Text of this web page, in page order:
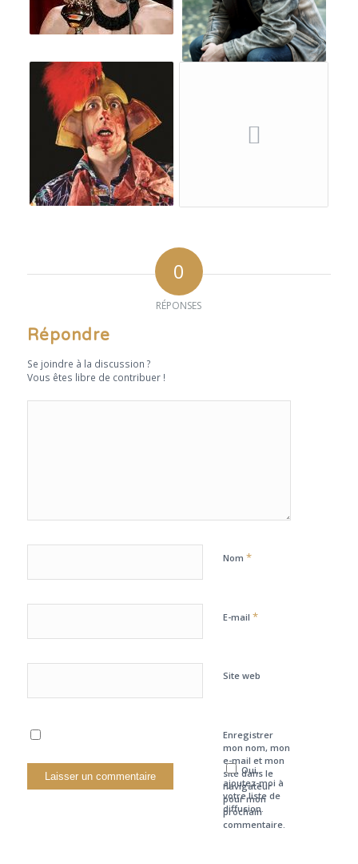
0
RÉPONSES
Répondre
Se joindre à la discussion ?
Vous êtes libre de contribuer !
Nom *
E-mail *
Site web
Enregistrer
mon nom, mon
e-mail et mon
site dans le
navigateur
pour mon
prochain
commentaire.
Oui,
ajoutez-moi à
votre liste de
diffusion.